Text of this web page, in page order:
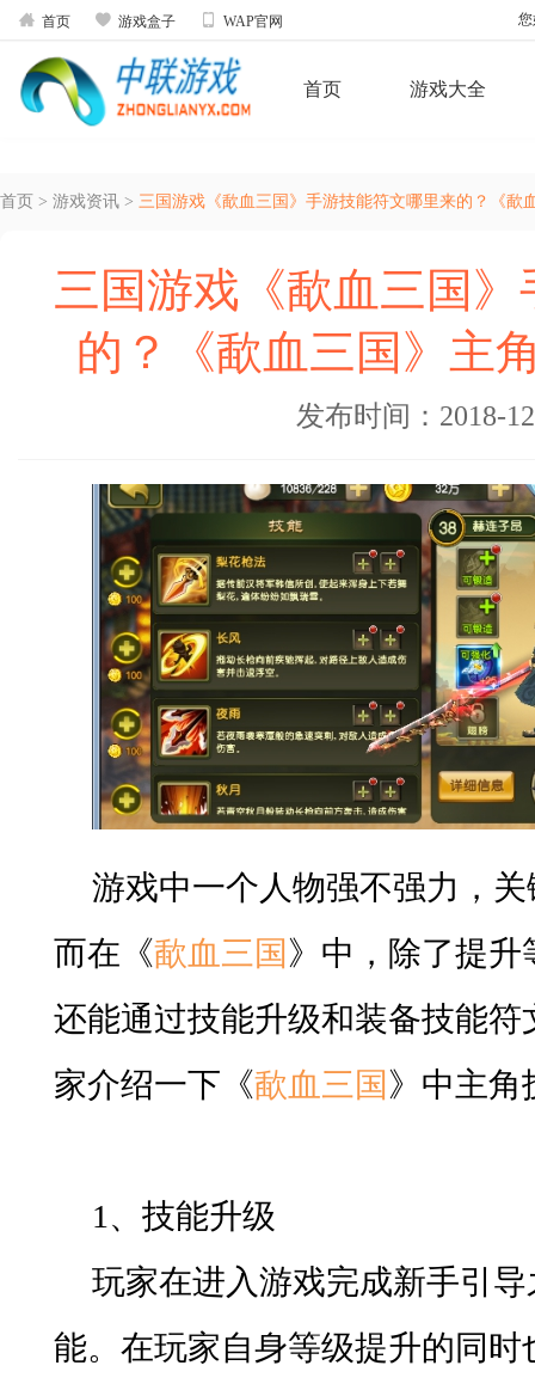
 首页  游戏盒子  WAP官网
首页 游戏大全
首页 > 游戏资讯 > 三国游戏《歃血三国》手游技能符文哪里来的？《歃
三国游戏《歃血三国
的？《歃血三国》主
发布时间：2018-
游戏中一个人物强不强力，
而在《歃血三国 》中，除了提
还能通过技能升级和装备技能
家介绍一下《歃血三国 》中主角
1 、技能升级
玩家在进入游戏完成新手引
能。在玩家自身等级提升的同